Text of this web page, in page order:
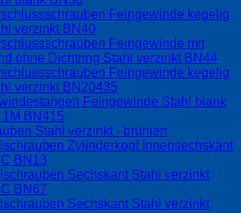
Feingewinde kegelig
verzinkt BN40
Feingewinde mit
ohne Dichtring Stahl verzinkt BN44
Feingewinde kegelig
verzinkt BN20435
Feingewinde Stahl blank
1M BN415
Stahl verzinkt - brüniert
Zylinderkopf Innensechskant
BN13
Sechskant Stahl verzinkt
BN67
Sechskant Stahl verzinkt